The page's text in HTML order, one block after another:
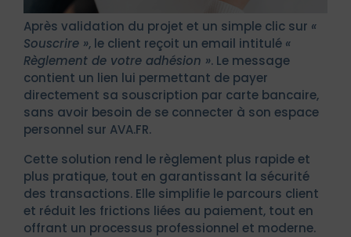
Après validation du projet et un simple clic sur «
Souscrire », le client reçoit un email intitulé «
Règlement de votre adhésion ». Le message
contient un lien lui permettant de payer
directement sa souscription par carte bancaire,
sans avoir besoin de se connecter à son espace
personnel sur AVA.FR.
Cette solution rend le règlement plus rapide et
plus pratique, tout en garantissant la sécurité
des transactions. Elle simplifie le parcours client
et réduit les frictions liées au paiement, tout en
offrant un processus professionnel et moderne.